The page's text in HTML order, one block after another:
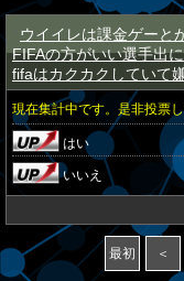
ウイイレは課金ゲーと
FIFAの方がいい選手出
fifaはカクカクしていて
現在集計中です。是非投票し
はい
いいえ
最初 ＜